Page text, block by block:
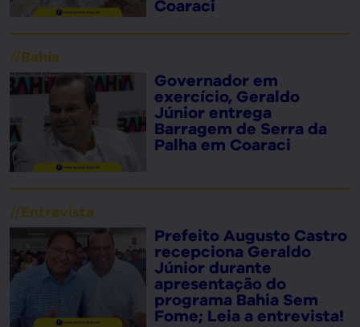
Coaraci
//Bahia
Governador em
exercício, Geraldo
Júnior entrega
Barragem de Serra da
Palha em Coaraci
//Entrevista
Prefeito Augusto Castro
recepciona Geraldo
Júnior durante
apresentação do
programa Bahia Sem
Fome; Leia a entrevista!